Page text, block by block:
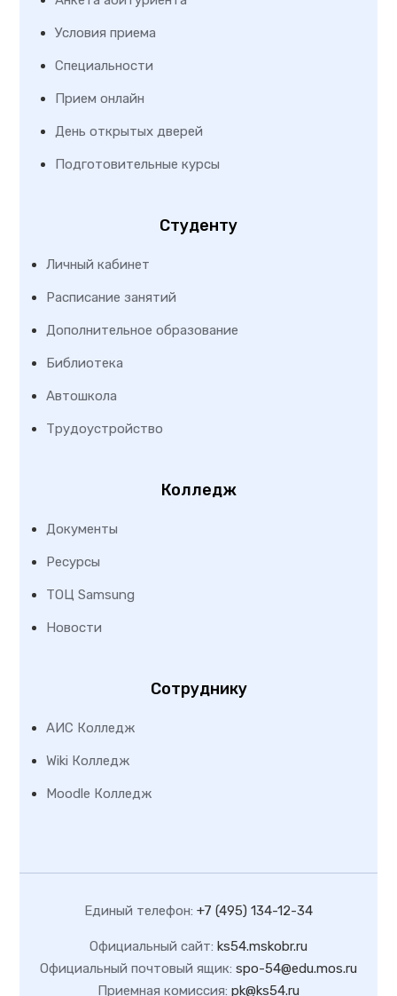
Условия приема
Специальности
Прием онлайн
День открытых дверей
Подготовительные курсы
Студенту
Личный кабинет
Расписание занятий
Дополнительное образование
Библиотека
Автошкола
Трудоустройство
Колледж
Документы
Ресурсы
ТОЦ Samsung
Новости
Сотруднику
АИС Колледж
Wiki Колледж
Moodle Колледж
Единый телефон: +7 (495) 134-12-34
Официальный сайт: ks54.mskobr.ru
Официальный почтовый ящик: spo-54@edu.mos.ru
Приемная комиссия: pk@ks54.ru